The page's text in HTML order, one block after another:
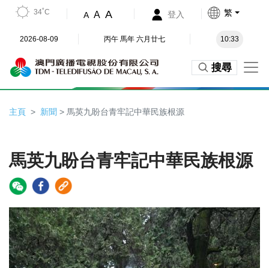
34˚C A A A 登入 繁
2026-08-09 丙午 馬年 六月廿七 10:33
搜尋
主頁 新聞 > 馬英九盼台青牢記中華民族根源
馬英九盼台青牢記中華民族根源